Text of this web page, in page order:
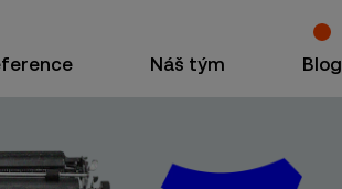
Náš tým Blog